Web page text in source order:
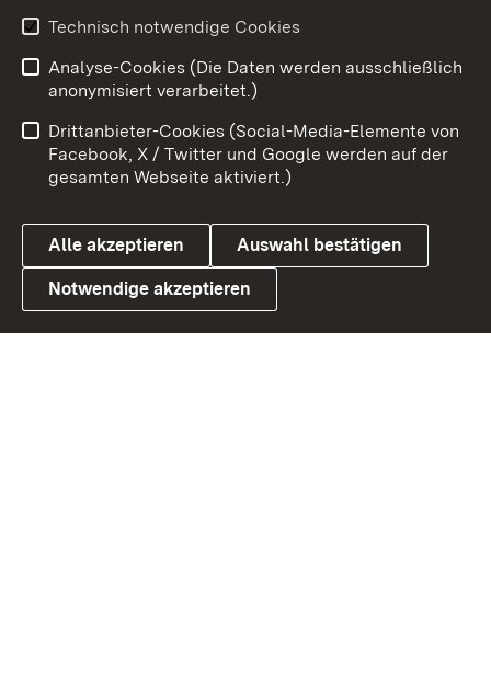
Link zum Landesportal
Benutzungshinweise
Barrierefreiheit
Datenschutz
Cookies
Technisch notwendige Cookies
Analyse-Cookies (Die Daten werden ausschließlich
anonymisiert verarbeitet.)
Drittanbieter-Cookies (Social-Media-Elemente von
Facebook, X / Twitter und Google werden auf der
gesamten Webseite aktiviert.)
Alle akzeptieren Auswahl bestätigen
Notwendige akzeptieren